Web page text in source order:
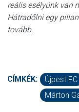
reális esélyünk van
Hátradőlni egy
tovább.
CÍMKÉK: Újpest FC
Márton